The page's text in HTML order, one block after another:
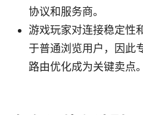
协议和服务商。
游戏玩家对连接稳定性
于普通浏览用户，因此
路由优化成为关键卖点。